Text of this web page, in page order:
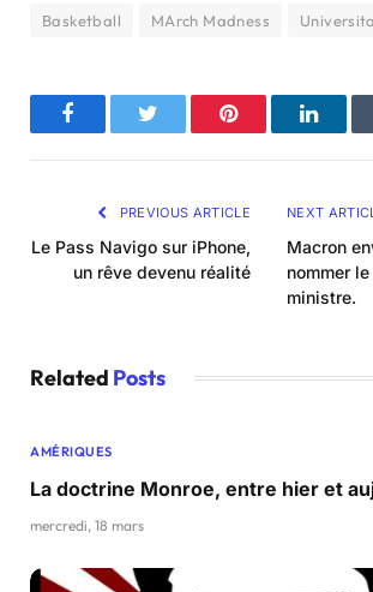
Basketball MArch Madness
FacebookTwitter Pinterest
PREVIOUS ARTICLE
Le Pass Navigo sur iPhone,
un rêve devenu réalité
NEXT
Macron
nommer
ministre.
Related Posts
AMÉRIQUES
La doctrine Monroe, entre hier et
mercredi, 18 mars